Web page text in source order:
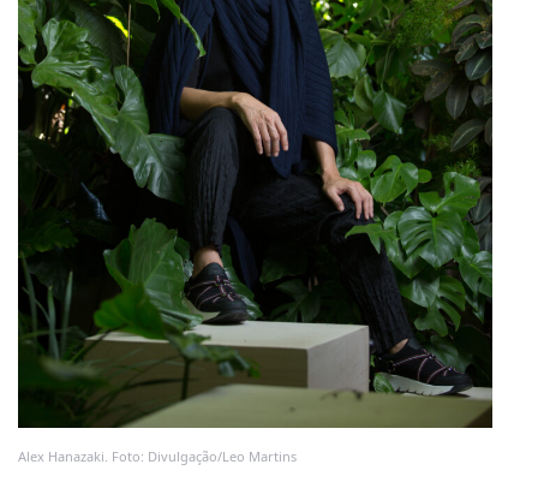
Alex Hanazaki. Foto: Divulgação/Leo Martins